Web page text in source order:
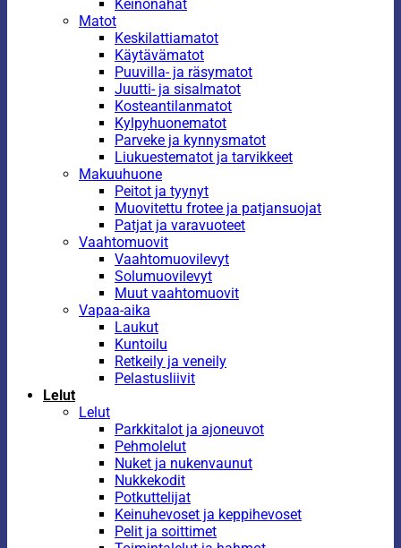
Keinonahat
Matot
Keskilattiamatot
Käytävämatot
Puuvilla- ja räsymatot
Juutti- ja sisalmatot
Kosteantilanmatot
Kylpyhuonematot
Parveke ja kynnysmatot
Liukuestematot ja tarvikkeet
Makuuhuone
Peitot ja tyynyt
Muovitettu frotee ja patjansuojat
Patjat ja varavuoteet
Vaahtomuovit
Vaahtomuovilevyt
Solumuovilevyt
Muut vaahtomuovit
Vapaa-aika
Laukut
Kuntoilu
Retkeily ja veneily
Pelastusliivit
Lelut
Lelut
Parkkitalot ja ajoneuvot
Pehmolelut
Nuket ja nukenvaunut
Nukkekodit
Potkuttelijat
Keinuhevoset ja keppihevoset
Pelit ja soittimet